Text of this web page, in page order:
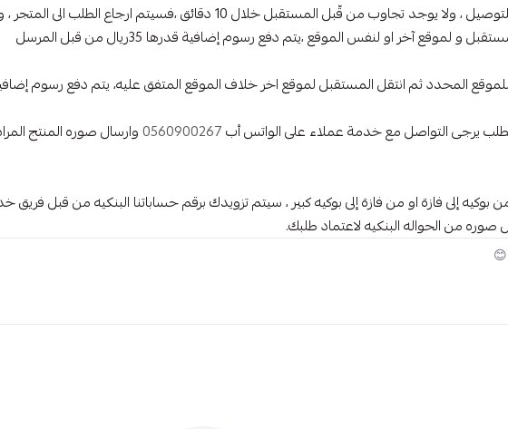
-في حال تم خروج الطلب للتوصيل ، ولا يوجد تجاوب من قّبل المستقبل خلال 10
لموقع آخر او لنفس الموقع ،يتم دفع رسوم إضافية قدرها 35ريال من قبل المرسل
ثم انتقل المستقبل لموقع اخر خلاف الموقع المتفق عليه، يتم دفع رسوم إضافيه 35 ريال من قبل
يرجى التواصل مع خدمة عملاء على الواتس أب0560900267وارسال صوره المنتج
بوكيه إلى فازة او من فازة إلى بوكيه كبير ، سيتم تزويدك برقم حساباتنا البنكيه من قبل
من الحواله البنكيه لاعتماد طلبك.